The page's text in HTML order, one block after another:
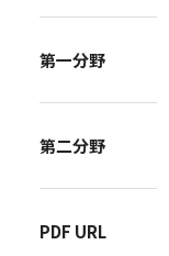
第一分野
第二分野
PDF URL